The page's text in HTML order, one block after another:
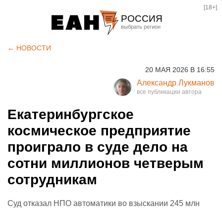
РОССИЯ
Курган
Оренбург
[18+]
← НОВОСТИ
20 МАЯ 2026 В 16:55
Александр Лукманов
Екатеринбургское
космическое предприятие
проиграло в суде дело на
сотни миллионов четверым
сотрудникам
Суд отказал НПО автоматики во взыскании 245 млн